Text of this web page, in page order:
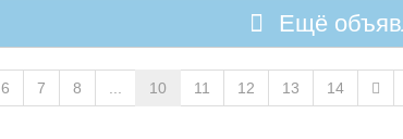
Ещё
6 7 8 10 11 12 13 14